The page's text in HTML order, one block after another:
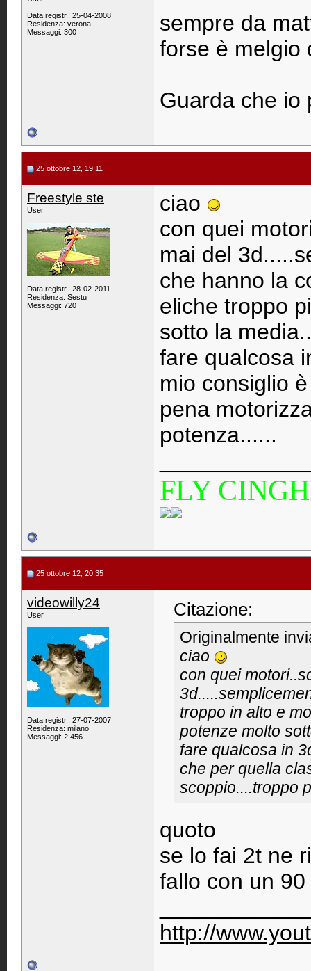
Data registr.: 25-04-2008
Residenza: verona
Messaggi: 300
sempre da
forse è melgio
Guarda che io
25 ottobre 12, 19:11
Freestyle ste
User
Data registr.: 28-02-2011
Residenza: Sestu
Messaggi: 720
ciao
con quei
mai del
che hanno la
eliche troppo
sotto la
fare qualcosa
mio consiglio
pena
potenza......
FLY
25 ottobre 12, 20:35
videowilly24
User
Data registr.: 27-07-2007
Residenza: milano
Messaggi: 2.456
Citazione:
Originalmente
ciao
con quei
troppo in alto e
potenze molto
fare qualcosa in
che per quella
scoppio....troppo
quoto
se lo fai 2t ne
fallo con un
http://